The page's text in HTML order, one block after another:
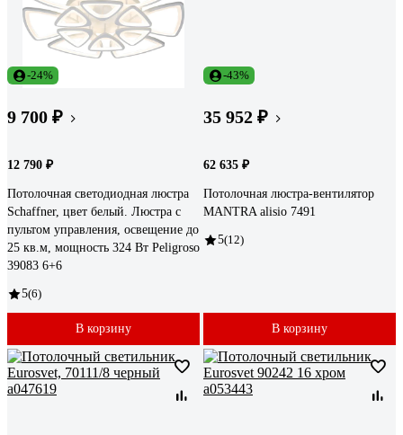
-24%
9 700 ₽
12 790 ₽
Потолочная светодиодная люстра
Schaffner, цвет белый. Люстра с
пультом управления, освещение до
25 кв.м, мощность 324 Вт Peligroso
39083 6+6
5(6)
В корзину
-43%
35 952 ₽
62 635 ₽
Потолочная люстра-вентилятор
MANTRA alisio 7491
5(12)
В корзину